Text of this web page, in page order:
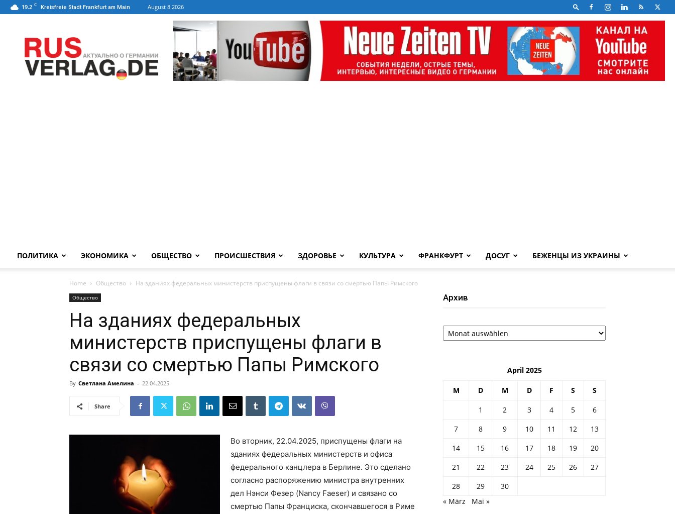
19.2 C Kreisfreie Stadt Frankfurt am Main August 8 2026
ПОЛИТИКА ЭКОНОМИКА ОБЩЕСТВО ПРОИСШЕСТВИЯ ЗДОРОВЬЕ КУЛЬТУРА ФРАНКФУРТ ДОСУГ БЕЖЕНЦЫ ИЗ УКРАИНЫ
Home Общество На зданиях федеральных министерств приспущены флаги в связи со смертью Папы Римского
Общество
На зданиях федеральных
министерств приспущены флаги в
связи со смертью Папы Римского
By Светлана Амелина - 22.04.2025
Share
Во вторник, 22.04.2025, приспущены флаги на
зданиях федеральных министерств и офиса
федерального канцлера в Берлине. Это сделано
согласно распоряжению министра внутренних
дел Нэнси Фезер (Nancy Faeser) и связано со
смертью Папы Франциска, скончавшегося в Риме
Архив
Архив
April 2025
M D M D F S S
1 2 3 4 5
6
7
8 9 10 11 12
13
14
15 16 17 18 19
20
21
22 23 24 25 26
27
28
29
30
« März
Mai »